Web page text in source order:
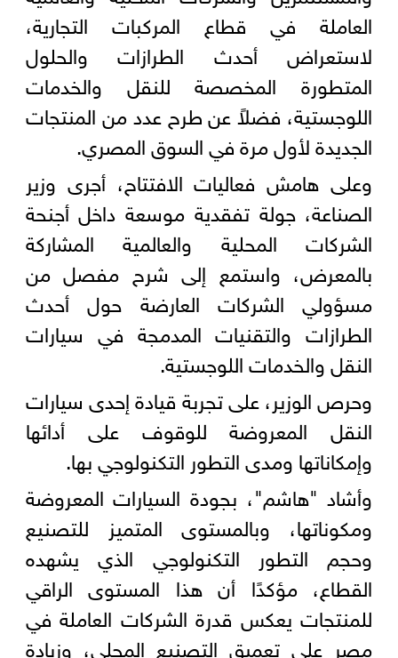
العاملة في قطاع المركبات التجارية،
لاستعراض أحدث الطرازات والحلول
المتطورة المخصصة للنقل والخدمات
اللوجستية، فضلاً عن طرح عدد من المنتجات
الجديدة لأول مرة في السوق المصري.
وعلى هامش فعاليات الافتتاح، أجرى وزير
الصناعة، جولة تفقدية موسعة داخل أجنحة
الشركات المحلية والعالمية المشاركة
بالمعرض، واستمع إلى شرح مفصل من
مسؤولي الشركات العارضة حول أحدث
الطرازات والتقنيات المدمجة في سيارات
النقل والخدمات اللوجستية.
وحرص الوزير، على تجربة قيادة إحدى سيارات
النقل المعروضة للوقوف على أدائها
وإمكاناتها ومدى التطور التكنولوجي بها.
وأشاد "هاشم"، بجودة السيارات المعروضة
ومكوناتها، وبالمستوى المتميز للتصنيع
وحجم التطور التكنولوجي الذي يشهده
القطاع، مؤكدًا أن هذا المستوى الراقي
للمنتجات يعكس قدرة الشركات العاملة في
مصر على تعميق التصنيع المحلي، وزيادة